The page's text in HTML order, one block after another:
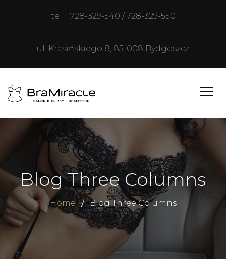
tel: +728-329-540 / 728-329-550
ul. Krasińskiego 8, 85-008 Bydgoszcz
Blog Three Columns
Home Blog Three Columns